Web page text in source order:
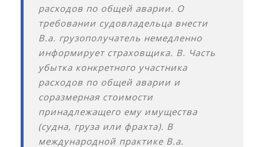
расходов по общей аварии. О
требовании судовладельца внести
В.а. грузополучатель немедленно
информирует страховщика. В. Часть
убытка конкретного участника
расходов по общей аварии и
соразмерная стоимости
принадлежащего ему имущества
(судна, груза или фрахта). В
международной практике В.а.